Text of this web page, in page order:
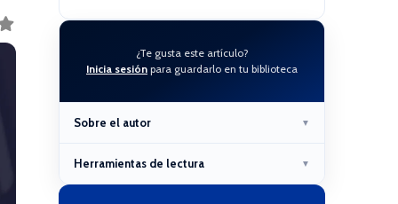
¿Te gusta este artículo?
Inicia sesión para guardarlo en tu biblioteca
Sobre el autor ▼
Herramientas de lectura ▼